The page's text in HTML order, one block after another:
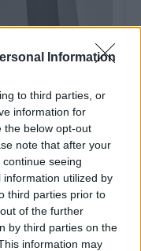
Information
to third parties, or
information for
the below opt-out
note that after your
seeing
utilized by
third parties prior to
of the further
by third parties on the
information may
começam na
Borba, no distrito de